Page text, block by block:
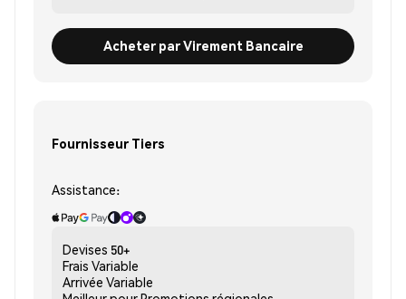
Acheter par Virement Bancaire
Fournisseur Tiers
Assistance:
Devises 50+
Frais Variable
Arrivée Variable